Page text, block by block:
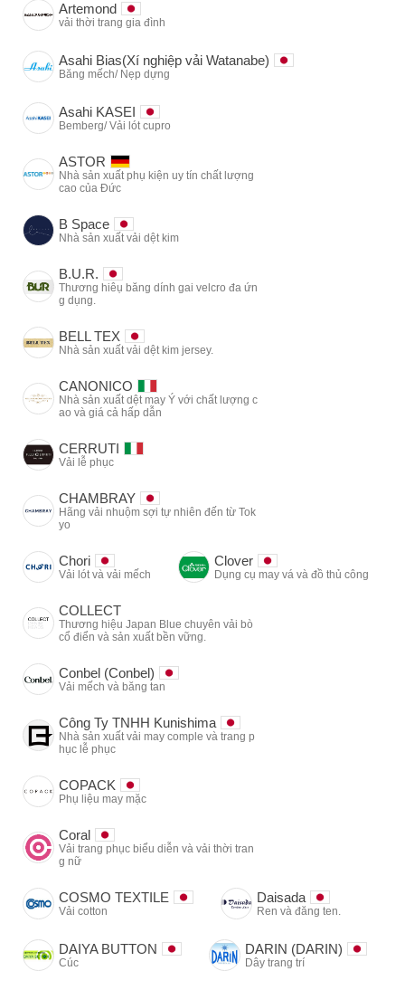
Artemond
vải thời trang gia đình
Asahi Bias(Xí nghiệp vải Watanabe)
Băng mếch/ Nẹp dựng
Asahi KASEI
Bemberg/ Vải lót cupro
ASTOR
Nhà sản xuất phụ kiện uy tín chất lượng
cao của Đức
B Space
Nhà sản xuất vải dệt kim
B.U.R.
Thương hiêụ băng dính gai velcro đa ứn
g dụng.
BELL TEX
Nhà sản xuất vải dệt kim jersey.
CANONICO
Nhà sản xuất dệt may Ý với chất lượng c
ao và giá cả hấp dẫn
CERRUTI
Vải lễ phục
CHAMBRAY
Hãng vải nhuộm sợi tự nhiên đến từ Tok
yo
Chori
Vải lót và vải mếch
Clover
Dụng cụ may vá và đồ thủ công
COLLECT
Thương hiệu Japan Blue chuyên vải bò
cổ điển và sản xuất bền vững.
Conbel (Conbel)
Vải mếch và băng tan
Công Ty TNHH Kunishima
Nhà sản xuất vải may comple và trang p
hục lễ phục
COPACK
Phụ liệu may mặc
Coral
Vải trang phục biểu diễn và vải thời tran
g nữ
COSMO TEXTILE
Vải cotton
Daisada
Ren và đăng ten.
DAIYA BUTTON
Cúc
DARIN (DARIN)
Dây trang trí